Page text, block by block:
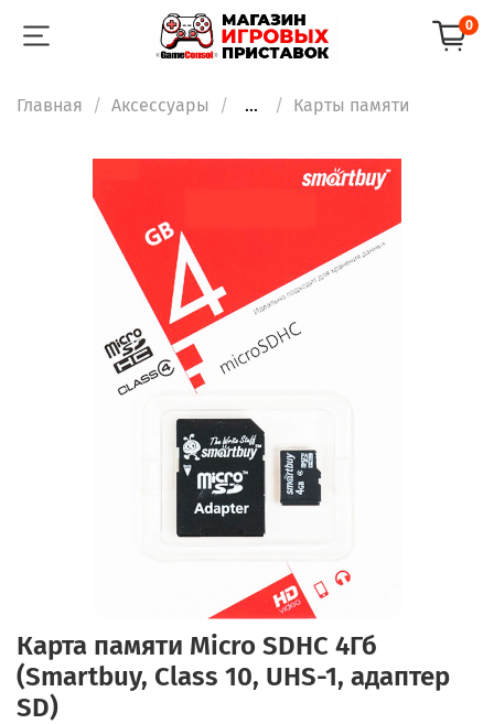
0
Главная Аксессуары ... Карты памяти
Карта памяти Micro SDHC 4Гб
(Smartbuy, Class 10, UHS-1, адаптер
SD)